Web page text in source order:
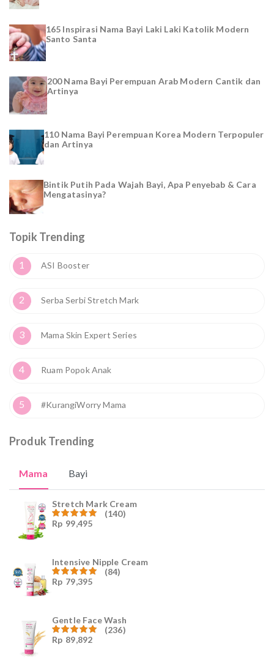
165 Inspirasi Nama Bayi Laki Laki Katolik Modern
Santo Santa
200 Nama Bayi Perempuan Arab Modern Cantik dan
Artinya
110 Nama Bayi Perempuan Korea Modern Terpopuler
dan Artinya
Bintik Putih Pada Wajah Bayi, Apa Penyebab & Cara
Mengatasinya?
Topik Trending
1 ASI Booster
2 Serba Serbi Stretch Mark
3 Mama Skin Expert Series
4 Ruam Popok Anak
5 #KurangiWorry Mama
Produk Trending
Mama Bayi
Stretch Mark Cream
Dinilai
(140)
Rp 99,495
Intensive Nipple Cream
Dinilai
(84)
Rp 79,395
Gentle Face Wash
Dinilai
(236)
Rp 89,892